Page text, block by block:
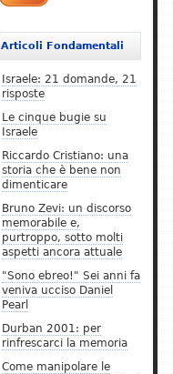
Articoli Fondamentali
Israele: 21 domande, 21
risposte
Le cinque bugie su
Israele
Riccardo Cristiano: una
storia che è bene non
dimenticare
Bruno Zevi: un discorso
memorabile e,
purtroppo, sotto molti
aspetti ancora attuale
"Sono ebreo!" Sei anni fa
veniva ucciso Daniel
Pearl
Durban 2001: per
rinfrescarci la memoria
Come manipolare le